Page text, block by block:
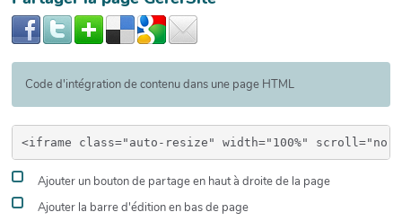
Code d'intégration de contenu dans une page HTML
Ajouter un bouton de partage en haut à droite de la page
Ajouter la barre d'édition en bas de page